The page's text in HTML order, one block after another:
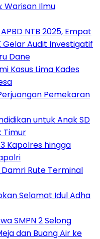
Warisan Ilmu
NTB 2025, Empat
Gelar Audit Investigatif
Dane
Kasus Lima Kades
Pemekaran
untuk Anak SD
Timur
Kapolres hingga
Rute Terminal
Selamat Idul Adha
SMPN 2 Selong
dan Buang Air ke